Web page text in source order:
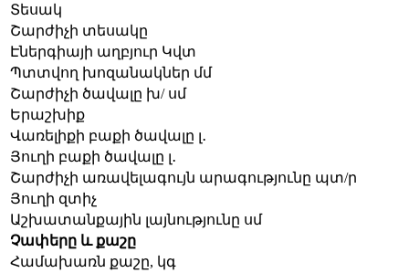
Տեսակ
Շարժիչի տեսակը
Էներգիայի աղբյուր Կվտ
Պտտվող խոզանակներ մմ
Շարժիչի ծավալը խ/ սմ
Երաշխիք
Վառելիքի բաքի ծավալը լ․
Յուղի բաքի ծավալը լ․
Շարժիչի առավելագույն արագությունը պտ/ր
Յուղի զտիչ
Աշխատանքային լայնությունը սմ
Չափերը և քաշը
Համախառն քաշը, կգ